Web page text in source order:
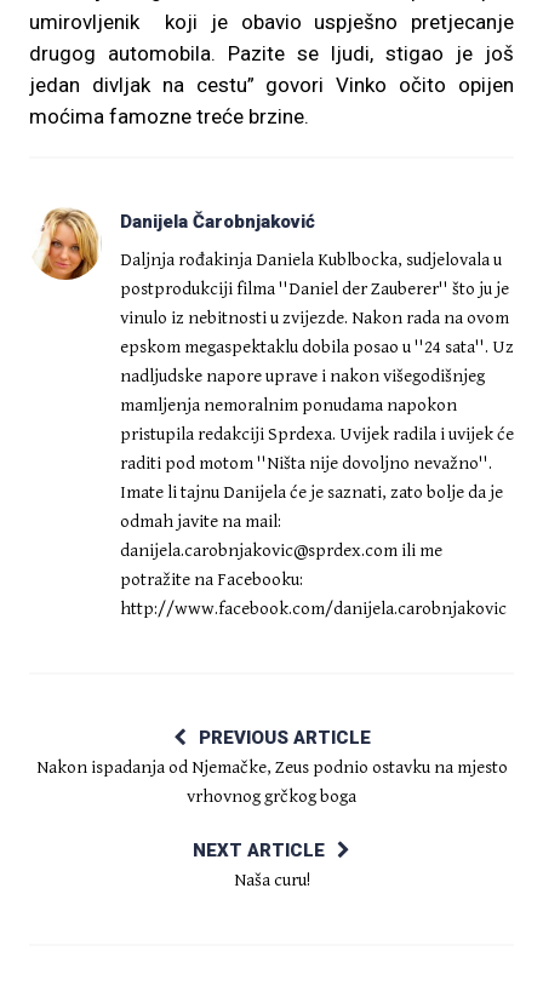
umirovljenik koji je obavio uspješno pretjecanje
drugog automobila. Pazite se ljudi, stigao je još
jedan divljak na cestu” govori Vinko očito opijen
moćima famozne treće brzine.
Danijela Čarobnjaković
Daljnja rođakinja Daniela Kublbocka, sudjelovala u
postprodukciji filma ''Daniel der Zauberer'' što ju je
vinulo iz nebitnosti u zvijezde. Nakon rada na ovom
epskom megaspektaklu dobila posao u ''24 sata''. Uz
nadljudske napore uprave i nakon višegodišnjeg
mamljenja nemoralnim ponudama napokon
pristupila redakciji Sprdexa. Uvijek radila i uvijek će
raditi pod motom ''Ništa nije dovoljno nevažno''.
Imate li tajnu Danijela će je saznati, zato bolje da je
odmah javite na mail:
danijela.carobnjakovic@sprdex.com ili me
potražite na Facebooku:
http://www.facebook.com/danijela.carobnjakovic
PREVIOUS ARTICLE
Nakon ispadanja od Njemačke, Zeus podnio ostavku na mjesto
vrhovnog grčkog boga
NEXT ARTICLE
Naša curu!